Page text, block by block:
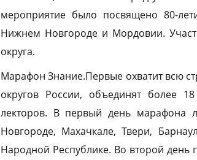
мероприятие было посвящено 80-
Нижнем Новгороде и Мордовии.
округа.
Марафон Знание.Первые охватит всю
округов России, объединят более
лекторов. В первый день марафона
Новгороде, Махачкале, Твери,
Народной Республике. Во второй